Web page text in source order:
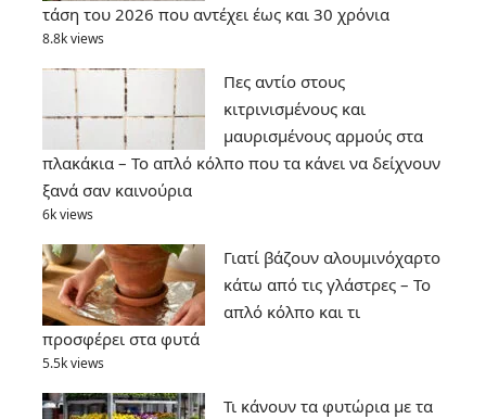
τάση του 2026 που αντέχει έως και 30 χρόνια
8.8k views
Πες αντίο στους
κιτρινισμένους και
μαυρισμένους αρμούς στα
πλακάκια – Το απλό κόλπο που τα κάνει να δείχνουν
ξανά σαν καινούρια
6k views
Γιατί βάζουν αλουμινόχαρτο
κάτω από τις γλάστρες – Το
απλό κόλπο και τι
προσφέρει στα φυτά
5.5k views
Τι κάνουν τα φυτώρια με τα